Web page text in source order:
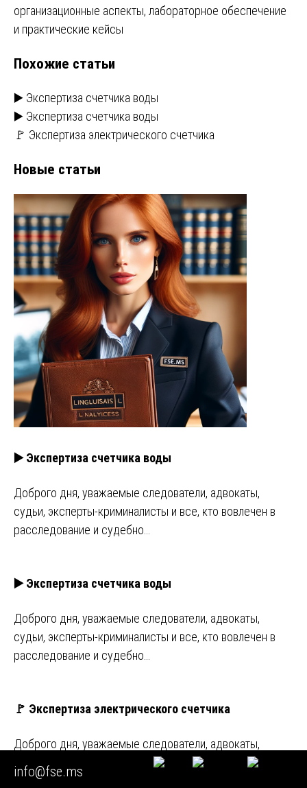
записям
организационные аспекты, лабораторное обеспечение
и практические кейсы
Похожие статьи
▶️ Экспертиза счетчика воды
▶️ Экспертиза счетчика воды
🚩 Экспертиза электрического счетчика
Новые статьи
▶️ Экспертиза счетчика воды
Доброго дня, уважаемые следователи, адвокаты,
судьи, эксперты-криминалисты и все, кто вовлечен в
расследование и судебно…
▶️ Экспертиза счетчика воды
Доброго дня, уважаемые следователи, адвокаты,
судьи, эксперты-криминалисты и все, кто вовлечен в
расследование и судебно…
🚩 Экспертиза электрического счетчика
Доброго дня, уважаемые следователи, адвокаты,
судьи, эксперты-криминалисты и все, кто вовлечен в
расследование и судебно…
info@fse.ms